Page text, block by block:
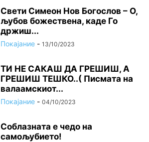
Свети Симеон Нов Богослов – О,
љубов божествена, каде Го
држиш...
Покајание - 13/10/2023
ТИ НЕ САКАШ ДА ГРЕШИШ, А
ГРЕШИШ ТЕШКО..( Писмата на
валаамскиот...
Покајание - 04/10/2023
Соблазната е чедо на
самољубието!